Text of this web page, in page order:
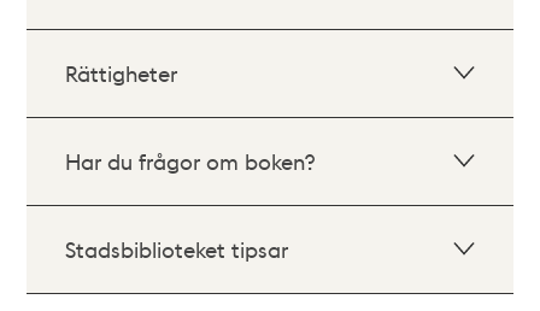
Rättigheter
Har du frågor om boken?
Stadsbiblioteket tipsar